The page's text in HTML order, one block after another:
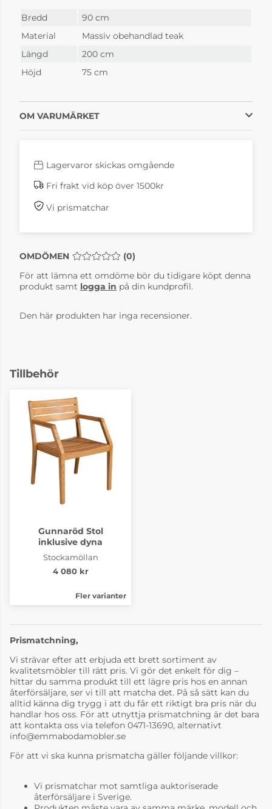
Bredd
90 cm
Material
Massiv obehandlad teak
Längd
200 cm
Höjd
75 cm
OM VARUMÄRKET
Lagervaror skickas omgående
Fri frakt vid köp över 1500kr
Vi prismatchar
OMDÖMEN MEDELBETYG 0 AV 5 ANTAL BETYG 0
(0)
För att lämna ett omdöme bör du tidigare köpt denna
produkt samt logga in på din kundprofil.
Den här produkten har inga recensioner.
Tillbehör
Gunnaröd Stol
inklusive dyna
Stockamöllan
4 080 kr
Fler varianter
Prismatchning,
Vi strävar efter att erbjuda ett brett sortiment av
kvalitetsmöbler till rätt pris. Vi gör det enkelt för dig –
hittar du samma produkt till ett lägre pris hos en annan
återförsäljare, ser vi till att matcha det. På så sätt kan du
alltid känna dig trygg i att du får ett riktigt bra pris när du
handlar hos oss. För att utnyttja prismatchning är det bara
att kontakta oss via telefon 0471-13690, alternativt
info@emmabodamobler.se
För att vi ska kunna prismatcha gäller följande villkor:
Vi prismatchar mot samtliga auktoriserade
återförsäljare i Sverige.